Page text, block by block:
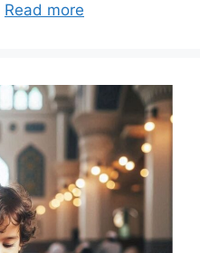
Read more